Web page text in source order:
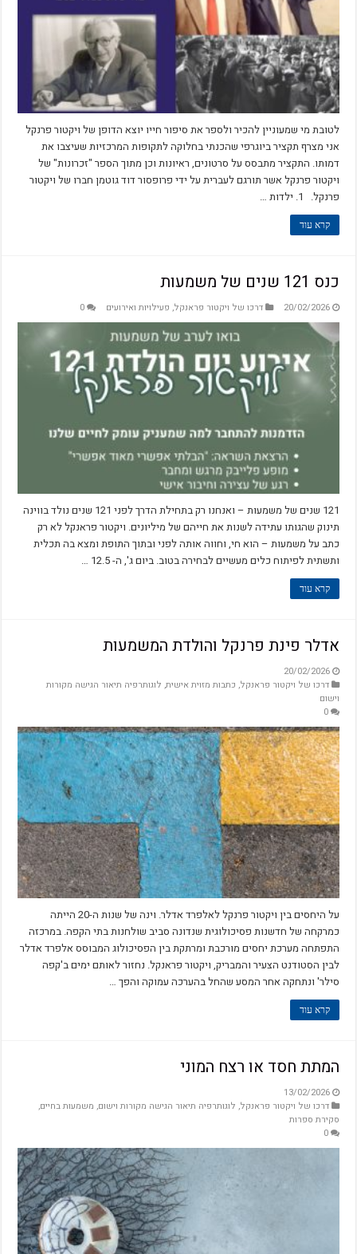
לטובת מי שמעוניין להכיר ולספר את סיפור חייו יוצא הדופן של ויקטור פרנקל
אני מצרף תקציר ביוגרפי שהכנתי בחלוקה לתקופות המרכזיות שעיצבו את
דמותו. התקציר מתבסס על סרטונים, ראיונות וכן מתוך הספר "זכרונות" של
ויקטור פרנקל אשר תורגם לעברית על ידי פרופסור דוד גוטמן חברו של ויקטור
פרנקל. 1. ילדות …
קרא עוד
כנס 121 שנים של משמעות
20/02/2026 דרכו של ויקטור פראנקל, פעילויות ואירועים 0
121 שנים של משמעות – ואנחנו רק בתחילת הדרך לפני 121 שנים נולד בווינה
תינוק שהגותו עתידה לשנות את חייהם של מיליונים. ויקטור פראנקל לא רק
כתב על משמעות – הוא חי, וחווה אותה לפני ובתוך התופת ומצא בה תכלית
ותשתית לפיתוח כלים מעשיים לבחירה בטוב. ביום ג', ה- 12.5 …
קרא עוד
אדלר פינת פרנקל והולדת המשמעות
20/02/2026
דרכו של ויקטור פראנקל, כתבות מזוית אישית, לוגותרפיה תיאור הגישה מקורות
וישום
0
על היחסים בין ויקטור פרנקל לאלפרד אדלר. וינה של שנות ה-20 הייתה
כמרקחה של חדשנות פסיכולוגית שנדונה סביב שולחנות בתי הקפה. במרכזה
התפתחה מערכת יחסים מורכבת ומרתקת בין הפסיכולוג המבוסס אלפרד אדלר
לבין הסטודנט הצעיר והמבריק, ויקטור פראנקל. נחזור לאותם ימים ב'קפה
סילר' ונתחקה אחר המסע שהחל בהערכה עמוקה והפך …
קרא עוד
המתת חסד או רצח המוני
13/02/2026
דרכו של ויקטור פראנקל, לוגותרפיה תיאור הגישה מקורות וישום, משמעות בחיים,
סקירת ספרות
0